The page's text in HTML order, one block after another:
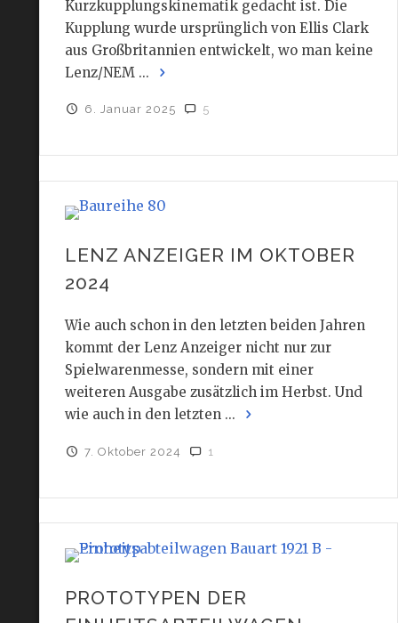
Kurzkupplungskinematik gedacht ist. Die
Kupplung wurde ursprünglich von Ellis Clark
aus Großbritannien entwickelt, wo man keine
Lenz/NEM ...
6. Januar 2025 5
LENZ ANZEIGER IM OKTOBER
2024
Wie auch schon in den letzten beiden Jahren
kommt der Lenz Anzeiger nicht nur zur
Spielwarenmesse, sondern mit einer
weiteren Ausgabe zusätzlich im Herbst. Und
wie auch in den letzten ...
7. Oktober 2024 1
PROTOTYPEN DER